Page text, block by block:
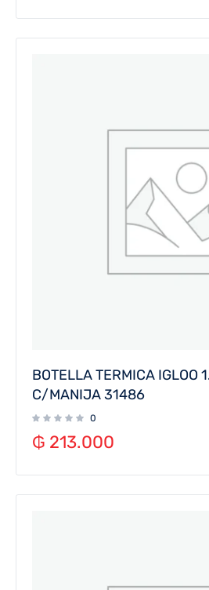
BOTELLA TERMICA IGLOO
C/MANIJA 31486
0
₲ 213.000